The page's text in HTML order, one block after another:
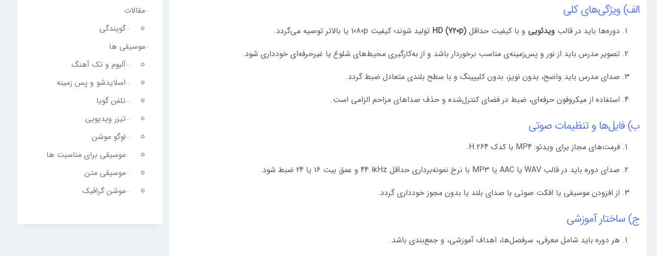
الف) ویژگی‌های کلی
دوره‌ها باید در قالب ویدئویی و با کیفیت حداقل HD (720p) تولید شوند؛ کیفیت 1080p یا بالاتر توصیه می‌گردد.
تصویر مدرس باید از نور و پس‌زمینه‌ی مناسب برخوردار باشد و از به‌کارگیری محیط‌های شلوغ یا غیرحرفه‌ای خودداری شود.
صدای مدرس باید واضح، بدون نویز، بدون کلیپینگ و با سطح بلندی متعادل ضبط گردد.
استفاده از میکروفون حرفه‌ای، ضبط در فضای کنترل‌شده و حذف صداهای مزاحم الزامی است.
ب) فایل‌ها و تنظیمات صوتی
فرمت‌های مجاز برای ویدئو: MP4 با کدک H.264.
صدای دوره باید در قالب WAV یا AAC یا MP3 با نرخ نمونه‌برداری حداقل 44.1kHz و عمق بیت 16 یا 24 ضبط شود.
از افزودن موسیقی یا افکت صوتی با صدای بلند یا بدون مجوز خودداری گردد.
ج) ساختار آموزشی
هر دوره باید شامل معرفی، سرفصل‌ها، اهداف آموزشی، و جمع‌بندی باشد.
مقالات
گویندگی
موسیقی ها
آلبوم و تک آهنگ
اسلایدشو و پس زمینه
تلفن گویا
تیزر ویدیویی
لوگو موشن
موسیقی برای مناسبت ها
موسیقی متن
موشن گرافیک